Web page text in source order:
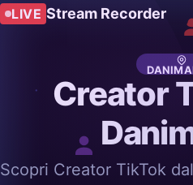
LIVE Stream Recorder
Creator
Scopri Creator TikTok